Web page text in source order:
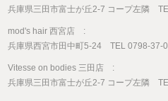
兵庫県三田市富士が丘2-7 コープ左隣
mod's hair 西宮店 :
兵庫県西宮市田中町5-24 TEL 0798-37-
Vitesse on bodies 三田店 :
兵庫県三田市富士が丘2-7 コープ左隣